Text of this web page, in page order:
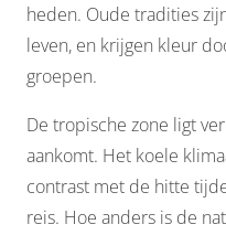
heden. Oude tradities
leven, en krijgen kleur
groepen.
De tropische zone ligt
aankomt. Het koele
contrast met de hitte
reis. Hoe anders is de